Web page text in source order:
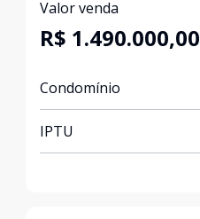
Valor venda
R$ 1.490.000,00
Condomínio
IPTU